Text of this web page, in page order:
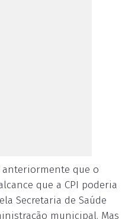
que o
que a CPI poderia
Secretaria de Saúde
municipal. Mas